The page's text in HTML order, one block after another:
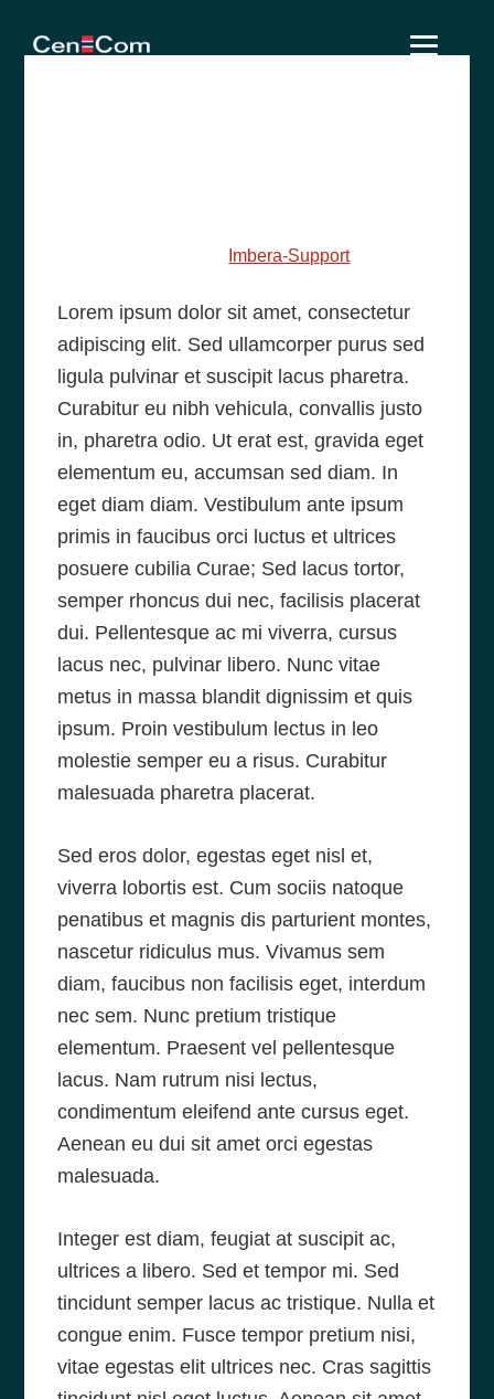
Imbera-Support
Lorem ipsum dolor sit amet, consectetur
adipiscing elit. Sed ullamcorper purus sed
ligula pulvinar et suscipit lacus pharetra.
Curabitur eu nibh vehicula, convallis justo
in, pharetra odio. Ut erat est, gravida eget
elementum eu, accumsan sed diam. In
eget diam diam. Vestibulum ante ipsum
primis in faucibus orci luctus et ultrices
posuere cubilia Curae; Sed lacus tortor,
semper rhoncus dui nec, facilisis placerat
dui. Pellentesque ac mi viverra, cursus
lacus nec, pulvinar libero. Nunc vitae
metus in massa blandit dignissim et quis
ipsum. Proin vestibulum lectus in leo
molestie semper eu a risus. Curabitur
malesuada pharetra placerat.
Sed eros dolor, egestas eget nisl et,
viverra lobortis est. Cum sociis natoque
penatibus et magnis dis parturient montes,
nascetur ridiculus mus. Vivamus sem
diam, faucibus non facilisis eget, interdum
nec sem. Nunc pretium tristique
elementum. Praesent vel pellentesque
lacus. Nam rutrum nisi lectus,
condimentum eleifend ante cursus eget.
Aenean eu dui sit amet orci egestas
malesuada.
Integer est diam, feugiat at suscipit ac,
ultrices a libero. Sed et tempor mi. Sed
tincidunt semper lacus ac tristique. Nulla et
congue enim. Fusce tempor pretium nisi,
vitae egestas elit ultrices nec. Cras sagittis